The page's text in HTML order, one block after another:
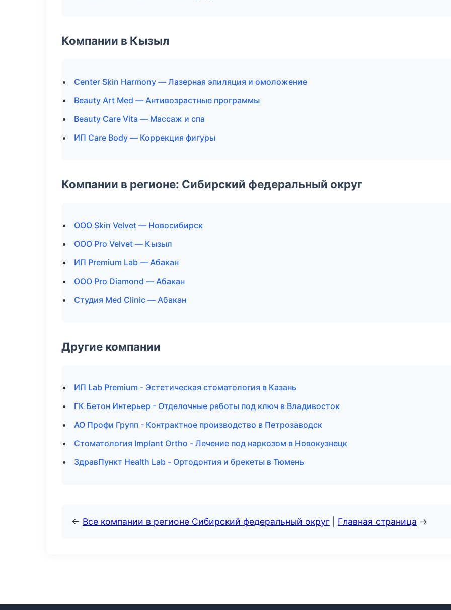
Компании в Кызыл
Center Skin Harmony — Лазерная эпиляция и омоложение
Beauty Art Med — Антивозрастные программы
Beauty Care Vita — Массаж и спа
ИП Care Body — Коррекция фигуры
Компании в регионе: Сибирский федеральный округ
ООО Skin Velvet — Новосибирск
ООО Pro Velvet — Кызыл
ИП Premium Lab — Абакан
ООО Pro Diamond — Абакан
Студия Med Clinic — Абакан
Другие компании
ИП Lab Premium - Эстетическая стоматология в Казань
ГК Бетон Интерьер - Отделочные работы под ключ в Владивосток
АО Профи Групп - Контрактное производство в Петрозаводск
Стоматология Implant Ortho - Лечение под наркозом в Новокузнецк
ЗдравПункт Health Lab - Ортодонтия и брекеты в Тюмень
← Все компании в регионе Сибирский федеральный округ Главная страница →